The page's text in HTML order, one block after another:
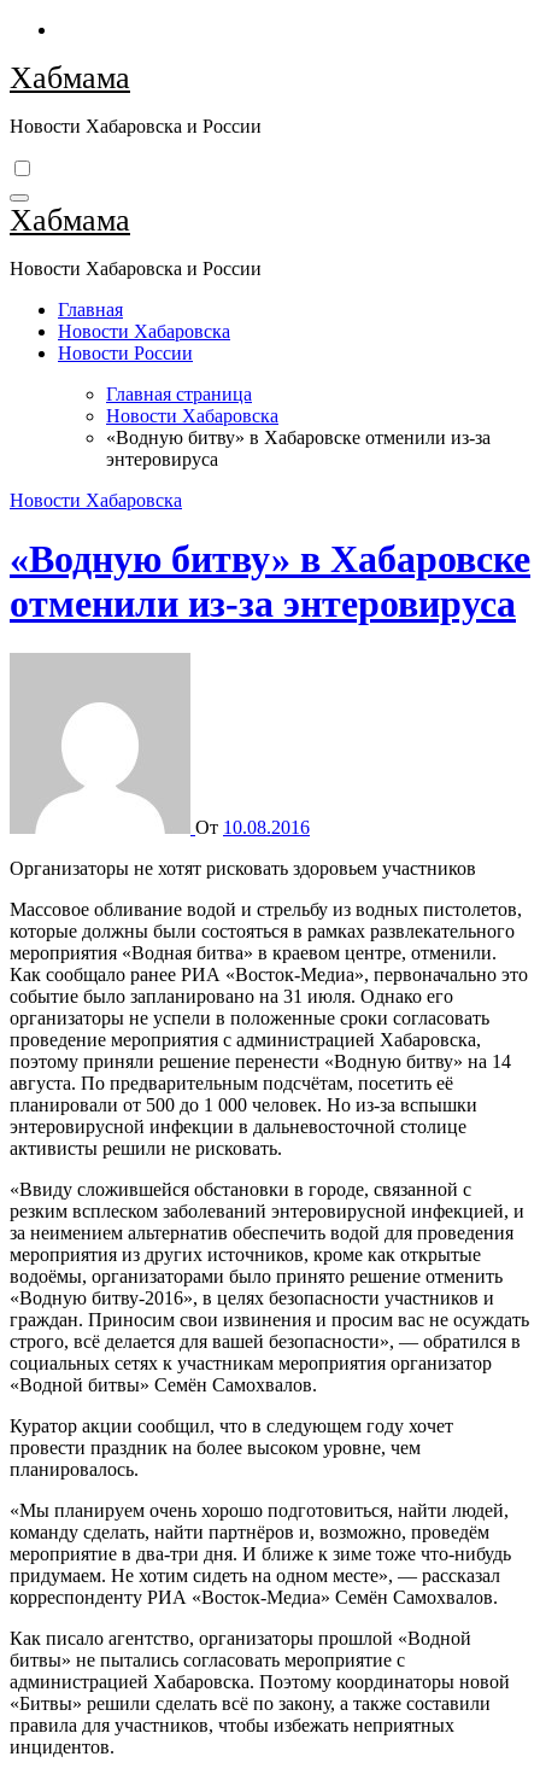
Перейти
содержимому
Хабмама
Новости Хабаровска и России
Хабмама
Новости Хабаровска и России
Главная
Новости Хабаровска
Новости России
Главная страница
Новости Хабаровска
«Водную битву» в Хабаровске отменили из-за
энтеровируса
Новости Хабаровска
«Водную битву» в Хабаровске
отменили из-за энтеровируса
От 10.08.2016
Организаторы не хотят рисковать здоровьем участников
Массовое обливание водой и стрельбу из водных пистолетов,
которые должны были состояться в рамках развлекательного
мероприятия «Водная битва» в краевом центре, отменили.
Как сообщало ранее РИА «Восток-Медиа», первоначально это
событие было запланировано на 31 июля. Однако его
организаторы не успели в положенные сроки согласовать
проведение мероприятия с администрацией Хабаровска,
поэтому приняли решение перенести «Водную битву» на 14
августа. По предварительным подсчётам, посетить её
планировали от 500 до 1 000 человек. Но из-за вспышки
энтеровирусной инфекции в дальневосточной столице
активисты решили не рисковать.
«Ввиду сложившейся обстановки в городе, связанной с
резким всплеском заболеваний энтеровирусной инфекцией, и
за неимением альтернатив обеспечить водой для проведения
мероприятия из других источников, кроме как открытые
водоёмы, организаторами было принято решение отменить
«Водную битву-2016», в целях безопасности участников и
граждан. Приносим свои извинения и просим вас не осуждать
строго, всё делается для вашей безопасности», — обратился в
социальных сетях к участникам мероприятия организатор
«Водной битвы» Семён Самохвалов.
Куратор акции сообщил, что в следующем году хочет
провести праздник на более высоком уровне, чем
планировалось.
«Мы планируем очень хорошо подготовиться, найти людей,
команду сделать, найти партнёров и, возможно, проведём
мероприятие в два-три дня. И ближе к зиме тоже что-нибудь
придумаем. Не хотим сидеть на одном месте», — рассказал
корреспонденту РИА «Восток-Медиа» Семён Самохвалов.
Как писало агентство, организаторы прошлой «Водной
битвы» не пытались согласовать мероприятие с
администрацией Хабаровска. Поэтому координаторы новой
«Битвы» решили сделать всё по закону, а также составили
правила для участников, чтобы избежать неприятных
инцидентов.